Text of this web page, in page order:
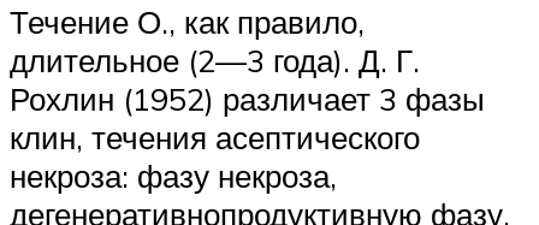
Течение О., как правило,
длительное (2—3 года). Д. Г.
Рохлин (1952) различает 3 фазы
клин, течения асептического
некроза: фазу некроза,
дегенеративнопродуктивную фазу,